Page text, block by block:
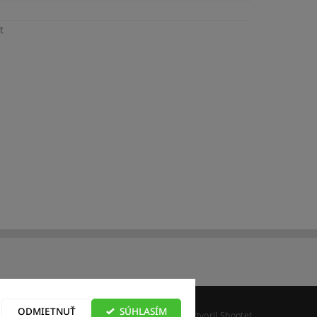
ODMIETNUŤ SÚHLASÍM